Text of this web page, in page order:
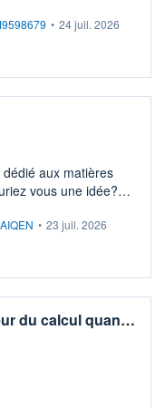
...
• 24 juil. 2026
aux matières
vous une idée?
• 23 juil. 2026
du calcul quan…